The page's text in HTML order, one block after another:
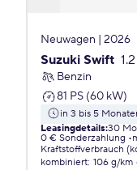
Neuwagen | 2026
Suzuki Swift
Benzin
81 PS (60 kW)
in 3 bis 5
Leasingdetails:30
0 € Sonderzahlung
Kraftstoffverbrauch
kombiniert: 106 g/km